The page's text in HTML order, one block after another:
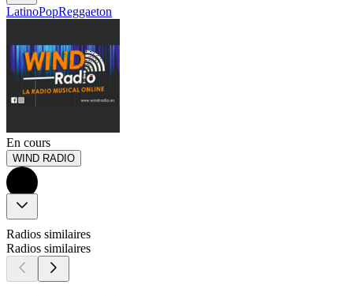
LatinoPopReggaeton
En cours
WIND RADIO
Radios similaires
Radios similaires